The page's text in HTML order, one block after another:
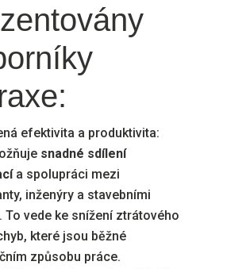
efektivita a produktivita:
snadné sdílení
a spolupráci mezi
inženýry a stavebními
To vede ke snížení ztrátového
které jsou běžné
způsobu práce.